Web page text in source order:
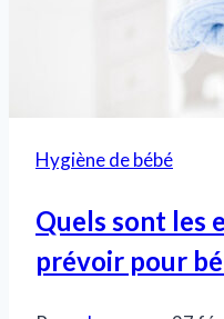
Hygiène de bébé
Quels sont les
prévoir pour